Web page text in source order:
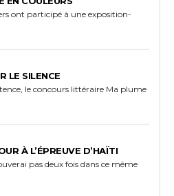
ont participé à une exposition-
LE SILENCE
le concours littéraire Ma plume
À L’ÉPREUVE D’HAÏTI
pas deux fois dans ce même